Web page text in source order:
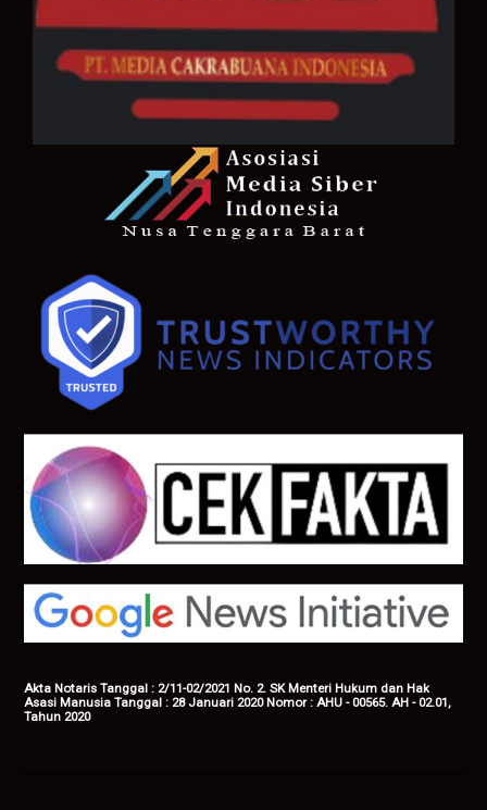
Akta Notaris Tanggal : 2/11-02/2021 No. 2. SK Menteri Hukum dan Hak
Asasi Manusia Tanggal : 28 Januari 2020 Nomor : AHU - 00565. AH - 02.01,
Tahun 2020